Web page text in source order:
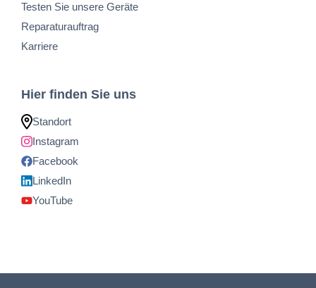
Testen Sie unsere Geräte
Reparaturauftrag
Karriere
Hier finden Sie uns
Standort
Instagram
Facebook
LinkedIn
YouTube